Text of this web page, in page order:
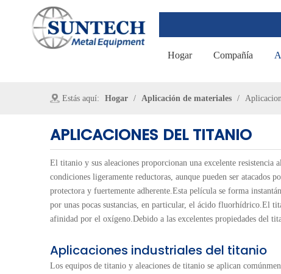
Hogar Compañía
Estás aquí: Hogar / Aplicación de materiales /
APLICACIONES DEL TITANIO
El titanio y sus aleaciones proporcionan una excelente resistencia
condiciones ligeramente reductoras, aunque pueden ser
protectora y fuertemente adherente.Esta película se forma
por unas pocas sustancias, en particular, el ácido fluorhídrico.El
afinidad por el oxígeno.Debido a las excelentes propiedades del
Aplicaciones industriales del titanio
Los equipos de titanio y aleaciones de titanio se aplican